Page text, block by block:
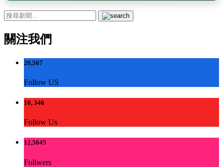
關注我們
20,567
Follow US
10, 346
Follow Us
12,5645
Follwers